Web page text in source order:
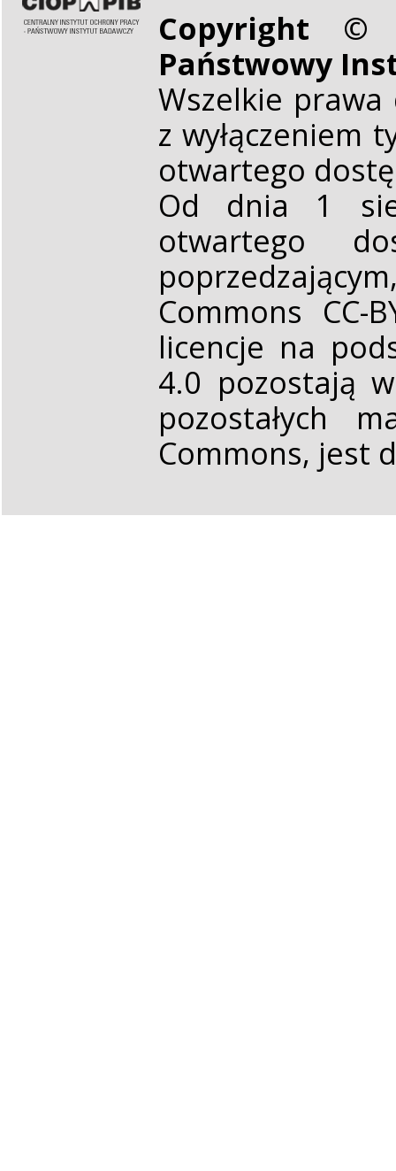
Copyright ©
Państwowy
Wszelkie
z wyłączeniem
otwartego
Od dnia 1
otwartego
Commons CC-
licencje na
4.0 pozostają
pozostałych
Commons, jest